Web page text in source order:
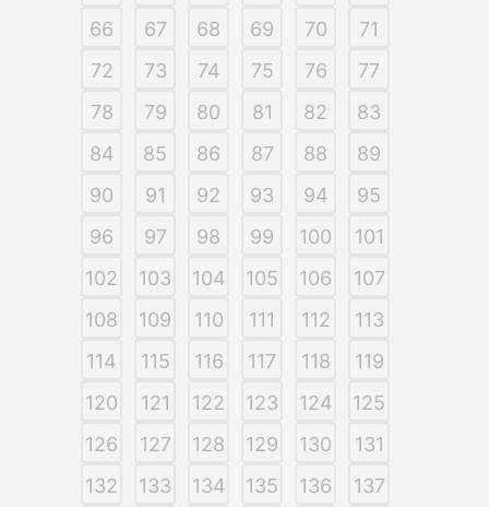
66
67 68 69 70
71
72
73 74 75 76
77
78
79 80 81 82
83
84
85 86 87 88
89
90
91 92 93 94
95
96
97 98 99 100
101
102
103 104 105 106
107
108
109 110 111 112
113
114
115 116 117 118
119
120
121 122 123 124
125
126
127 128 129 130
131
132
133 134 135 136
137